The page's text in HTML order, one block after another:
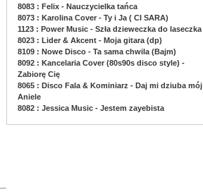
8083 : Felix - Nauczycielka tańca
8073 : Karolina Cover - Ty i Ja ( CI SARA)
1123 : Power Music - Szła dzieweczka do laseczka
8023 : Lider & Akcent - Moja gitara (dp)
8109 : Nowe Disco - Ta sama chwila (Bajm)
8092 : Kancelaria Cover (80s90s disco style) -
Zabiorę Cię
8065 : Disco Fala & Kominiarz - Daj mi dziuba mój
Aniele
8082 : Jessica Music - Jestem zayebista